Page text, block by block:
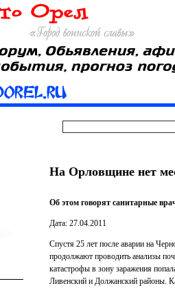
На Орловщине нет
Об этом говорят санитарные
Дата: 27.04.2011
Спустя 25 лет после аварии на
продолжают проводить анализы
катастрофы в зону заражения
Ливенский и Должанский районы.